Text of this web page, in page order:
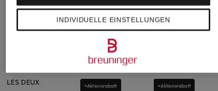
LES DEUX
+Aktionsrabatt +Aktionsrabatt
INDIVIDUELLE EINSTELLUNGEN